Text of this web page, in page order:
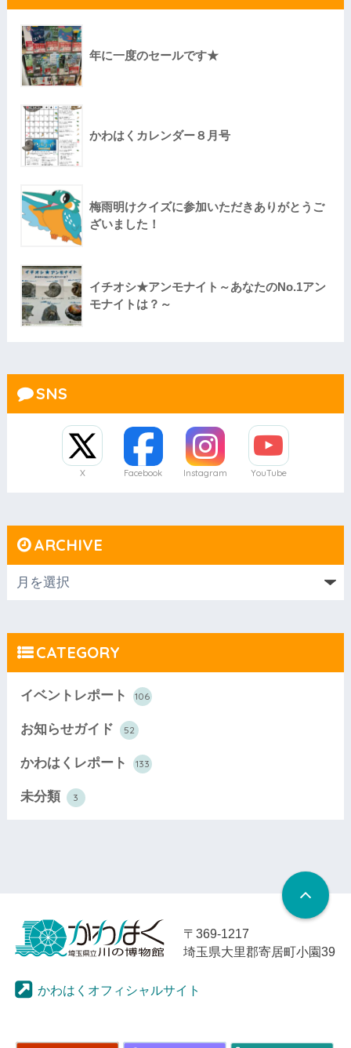
年に一度のセールです★
かわはくカレンダー８月号
梅雨明けクイズに参加いただきありがとうご
ざいました！
イチオシ★アンモナイト～あなたのNo.1アン
モナイトは？～
SNS
X Facebook Instagram YouTube
ARCHIVE
CATEGORY
イベントレポート 106
お知らせガイド 52
かわはくレポート 133
未分類 3
〒369-1217
埼玉県大里郡寄居町小園39
かわはくオフィシャルサイト